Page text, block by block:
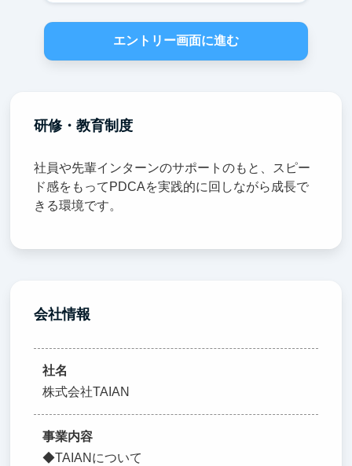
エントリー画面に進む
研修・教育制度
社員や先輩インターンのサポートのもと、スピー
ド感をもってPDCAを実践的に回しながら成長で
きる環境です。
会社情報
社名
株式会社TAIAN
事業内容
◆TAIANについて